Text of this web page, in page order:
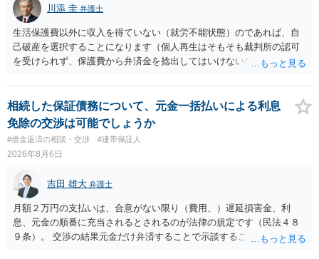
川添 圭 弁護士
生活保護費以外に収入を得ていない（就労不能状態）のであれば、自
己破産を選択することになります（個人再生はそもそも裁判所の認可
を受けられず、保護費から弁済金を捻出してはいけないため任意整理
士費用は法テラスが負担し、裁判所の予納金等も法テラスが援助して
くれるため、弁護士へ自己破産を任せれば解決します。
相続した保証債務について、元金一括払いによる利息
免除の交渉は可能でしょうか
#借金返済の相談・交渉 #連帯保証人
2026年8月6日
吉田 雄大 弁護士
月額２万円の支払いは、合意がない限り（費用、）遅延損害金、利
息、元金の順番に充当されるとされるのが法律の規定です（民法４８
９条）。 交渉の結果元金だけ弁済することで示談することは、弁護士